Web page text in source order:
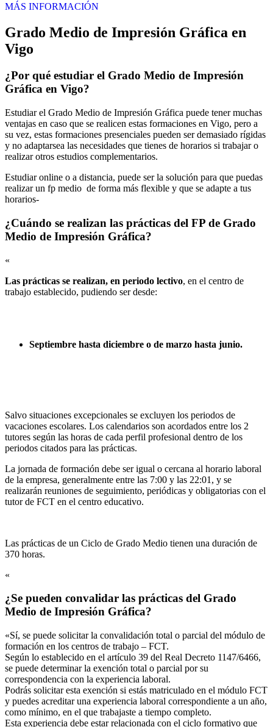
MÁS INFORMACIÓN
Grado Medio de Impresión Gráfica en
Vigo
¿Por qué estudiar el Grado Medio de Impresión
Gráfica en Vigo?
Estudiar el Grado Medio de Impresión Gráfica puede tener muchas
ventajas en caso que se realicen estas formaciones en Vigo, pero a
su vez, estas formaciones presenciales pueden ser demasiado rígidas
y no adaptarsea las necesidades que tienes de horarios si trabajar o
realizar otros estudios complementarios.
Estudiar online o a distancia, puede ser la solución para que puedas
realizar un fp medio de forma más flexible y que se adapte a tus
horarios-
¿Cuándo se realizan las prácticas del FP de Grado
Medio de Impresión Gráfica?
«
Las prácticas se realizan, en periodo lectivo, en el centro de
trabajo establecido, pudiendo ser desde:
Septiembre hasta diciembre o de marzo hasta junio.
Salvo situaciones excepcionales se excluyen los periodos de
vacaciones escolares. Los calendarios son acordados entre los 2
tutores según las horas de cada perfil profesional dentro de los
periodos citados para las prácticas.
La jornada de formación debe ser igual o cercana al horario laboral
de la empresa, generalmente entre las 7:00 y las 22:01, y se
realizarán reuniones de seguimiento, periódicas y obligatorias con el
tutor de FCT en el centro educativo.
Las prácticas de un Ciclo de Grado Medio tienen una duración de
370 horas.
«
¿Se pueden convalidar las prácticas del Grado
Medio de Impresión Gráfica?
«Sí, se puede solicitar la convalidación total o parcial del módulo de
formación en los centros de trabajo – FCT.
Según lo establecido en el artículo 39 del Real Decreto 1147/6466,
se puede determinar la exención total o parcial por su
correspondencia con la experiencia laboral.
Podrás solicitar esta exención si estás matriculado en el módulo FCT
y puedes acreditar una experiencia laboral correspondiente a un año,
como mínimo, en el que trabajaste a tiempo completo.
Esta experiencia debe estar relacionada con el ciclo formativo que